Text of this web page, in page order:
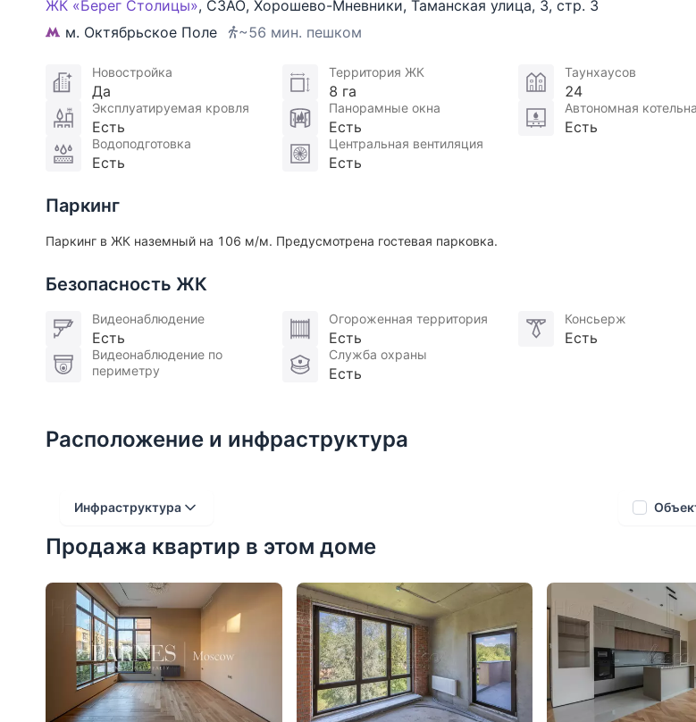
собственный уютный дворик. Высокие потолки 3.6м., 3.4м, 3,2м.
Предусмотрена парковка на 1 машино-место.
Живописная приватная территория со всем необходимым для комфортной жизни.
детские площадки, променад у воды, valet-parking, премиальная консьерж-служба.
Участник ассоциации AREA.
ЖК «Берег Столицы», СЗАО, Хорошево-Мневники, Таманская улица, 3, стр. 3
м. Октябрьское Поле
~56 мин. пешком
Новостройка
Да
Территория ЖК
8 га
Таунхаусов
24
Эксплуатируемая кровля
Есть
Панорамные окна
Есть
Автономная
Есть
Водоподготовка
Есть
Центральная вентиляция
Есть
Паркинг
Паркинг в ЖК наземный на 106 м/м. Предусмотрена гостевая парковка.
Безопасность ЖК
Видеонаблюдение
Есть
Огороженная территория
Есть
Консьерж
Есть
Видеонаблюдение по
периметру
Служба охраны
Есть
Расположение и инфраструктура
Инфраструктура
Расстояние от объекта
До 2000 метров
Школы
Детские клубы
Детские сады
Продажа квартир в этом доме